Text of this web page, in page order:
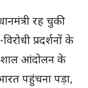
रह चुकी
प्रदर्शनों के
आंदोलन के
पहुंचना पड़ा,